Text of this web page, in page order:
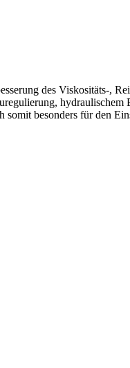
des Viskositäts-,
hydraulischem
besonders für den